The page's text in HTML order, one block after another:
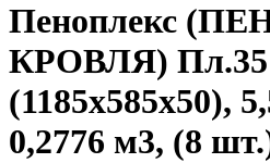
Пеноплекс
КРОВЛЯ) Пл.35
(1185х585х50),
0,2776 м3, (8